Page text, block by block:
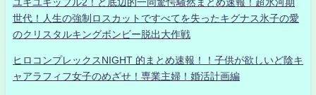
ユキユキッフル2！ど底辺的一同驚愕騒然まとめ速報！超氷河期
世代！人生の強制ロスカットですべてを失ったキグナス氷子の愛
のクリスタルキングボンビー脱出大作戦
ヒロコンプレックスNIGHT 的まとめ速報！！子供が欲しいど陰キ
ャアラフィフ女子のめざせ！専業主婦！婚活計画編